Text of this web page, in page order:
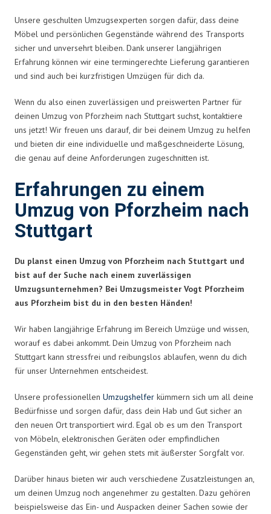
Unsere geschulten Umzugsexperten sorgen dafür, dass deine
Möbel und persönlichen Gegenstände während des Transports
sicher und unversehrt bleiben. Dank unserer langjährigen
Erfahrung können wir eine termingerechte Lieferung garantieren
und sind auch bei kurzfristigen Umzügen für dich da.
Wenn du also einen zuverlässigen und preiswerten Partner für
deinen Umzug von Pforzheim nach Stuttgart suchst, kontaktiere
uns jetzt! Wir freuen uns darauf, dir bei deinem Umzug zu helfen
und bieten dir eine individuelle und maßgeschneiderte Lösung,
die genau auf deine Anforderungen zugeschnitten ist.
Erfahrungen zu einem
Umzug von Pforzheim nach
Stuttgart
Du planst einen Umzug von Pforzheim nach Stuttgart und
bist auf der Suche nach einem zuverlässigen
Umzugsunternehmen? Bei Umzugsmeister Vogt Pforzheim
aus Pforzheim bist du in den besten Händen!
Wir haben langjährige Erfahrung im Bereich Umzüge und wissen,
worauf es dabei ankommt. Dein Umzug von Pforzheim nach
Stuttgart kann stressfrei und reibungslos ablaufen, wenn du dich
für unser Unternehmen entscheidest.
Unsere professionellen Umzugshelfer kümmern sich um all deine
Bedürfnisse und sorgen dafür, dass dein Hab und Gut sicher an
den neuen Ort transportiert wird. Egal ob es um den Transport
von Möbeln, elektronischen Geräten oder empfindlichen
Gegenständen geht, wir gehen stets mit äußerster Sorgfalt vor.
Darüber hinaus bieten wir auch verschiedene Zusatzleistungen an,
um deinen Umzug noch angenehmer zu gestalten. Dazu gehören
beispielsweise das Ein- und Auspacken deiner Sachen sowie der